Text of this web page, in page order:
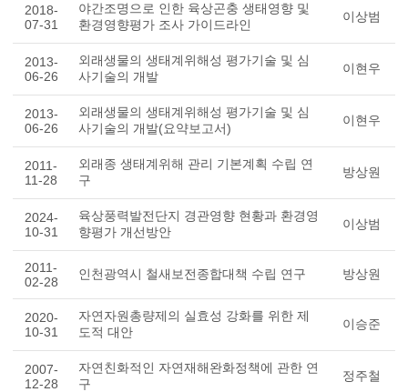
2018-
07-31
야간조명으로 인한 육상곤충 생태영향 및
환경영향평가 조사 가이드라인
이상범
2013-
06-26
외래생물의 생태계위해성 평가기술 및 심
사기술의 개발
이현우
2013-
06-26
외래생물의 생태계위해성 평가기술 및 심
사기술의 개발(요약보고서)
이현우
2011-
11-28
외래종 생태계위해 관리 기본계획 수립 연
구
방상원
2024-
10-31
육상풍력발전단지 경관영향 현황과 환경영
향평가 개선방안
이상범
2011-
02-28
인천광역시 철새보전종합대책 수립 연구 방상원
2020-
10-31
자연자원총량제의 실효성 강화를 위한 제
도적 대안
이승준
2007-
12-28
자연친화적인 자연재해완화정책에 관한 연
구
정주철